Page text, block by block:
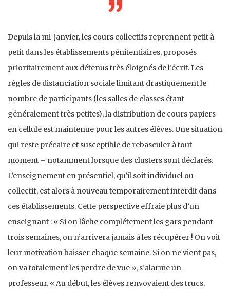
Depuis la mi-janvier, les cours collectifs reprennent petit à
petit dans les établissements pénitentiaires, proposés
prioritairement aux détenus très éloignés de l’écrit. Les
règles de distanciation sociale limitant drastiquement le
nombre de participants (les salles de classes étant
généralement très petites), la distribution de cours papiers
en cellule est maintenue pour les autres élèves. Une situation
qui reste précaire et susceptible de rebasculer à tout
moment – notamment lorsque des clusters sont déclarés.
L’enseignement en présentiel, qu’il soit individuel ou
collectif, est alors à nouveau temporairement interdit dans
ces établissements. Cette perspective effraie plus d’un
enseignant : « Si on lâche complétement les gars pendant
trois semaines, on n’arrivera jamais à les récupérer ! On voit
leur motivation baisser chaque semaine. Si on ne vient pas,
on va totalement les perdre de vue », s’alarme un
professeur. « Au début, les élèves renvoyaient des trucs,